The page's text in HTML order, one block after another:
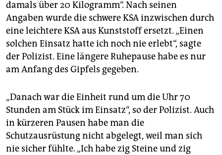
damals über 20 Kilogramm“. Nach seinen
Angaben wurde die schwere KSA inzwischen durch
eine leichtere KSA aus Kunststoff ersetzt. „Einen
solchen Einsatz hatte ich noch nie erlebt“, sagte
der Polizist. Eine längere Ruhepause habe es nur
am Anfang des Gipfels gegeben.
„Danach war die Einheit rund um die Uhr 70
Stunden am Stück im Einsatz“, so der Polizist. Auch
in kürzeren Pausen habe man die
Schutzausrüstung nicht abgelegt, weil man sich
nie sicher fühlte. „Ich habe zig Steine und zig